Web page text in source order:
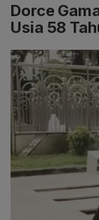
Dorce
Usia 58